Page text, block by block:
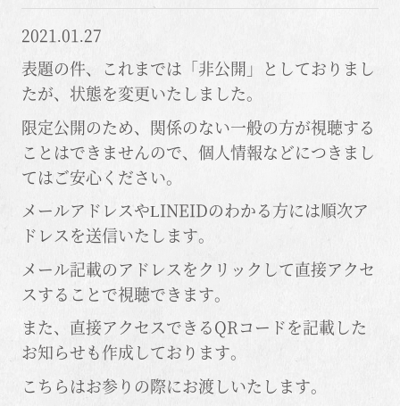
2021.01.27
表題の件、これまでは「非公開」としておりまし
たが、状態を変更いたしました。
限定公開のため、関係のない一般の方が視聴する
ことはできませんので、個人情報などにつきまし
てはご安心ください。
メールアドレスやLINEIDのわかる方には順次ア
ドレスを送信いたします。
メール記載のアドレスをクリックして直接アクセ
スすることで視聴できます。
また、直接アクセスできるQRコードを記載した
お知らせも作成しております。
こちらはお参りの際にお渡しいたします。